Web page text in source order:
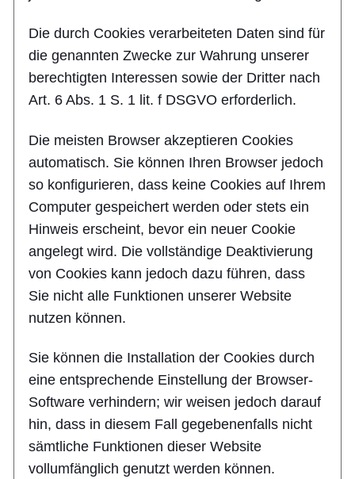
Die durch Cookies verarbeiteten Daten sind für
die genannten Zwecke zur Wahrung unserer
berechtigten Interessen sowie der Dritter nach
Art. 6 Abs. 1 S. 1 lit. f DSGVO erforderlich.
Die meisten Browser akzeptieren Cookies
automatisch. Sie können Ihren Browser jedoch
so konfigurieren, dass keine Cookies auf Ihrem
Computer gespeichert werden oder stets ein
Hinweis erscheint, bevor ein neuer Cookie
angelegt wird. Die vollständige Deaktivierung
von Cookies kann jedoch dazu führen, dass
Sie nicht alle Funktionen unserer Website
nutzen können.
Sie können die Installation der Cookies durch
eine entsprechende Einstellung der Browser-
Software verhindern; wir weisen jedoch darauf
hin, dass in diesem Fall gegebenenfalls nicht
sämtliche Funktionen dieser Website
vollumfänglich genutzt werden können.